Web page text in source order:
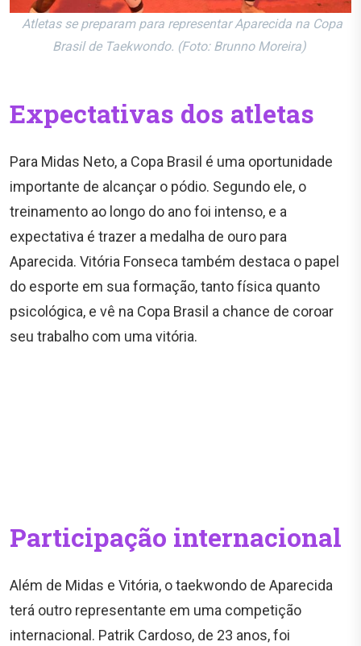
Atletas se preparam para representar Aparecida na Copa
Brasil de Taekwondo. (Foto: Brunno Moreira)
Expectativas dos atletas
Para Midas Neto, a Copa Brasil é uma oportunidade
importante de alcançar o pódio. Segundo ele, o
treinamento ao longo do ano foi intenso, e a
expectativa é trazer a medalha de ouro para
Aparecida. Vitória Fonseca também destaca o papel
do esporte em sua formação, tanto física quanto
psicológica, e vê na Copa Brasil a chance de coroar
seu trabalho com uma vitória.
Participação internacional
Além de Midas e Vitória, o taekwondo de Aparecida
terá outro representante em uma competição
internacional. Patrik Cardoso, de 23 anos, foi